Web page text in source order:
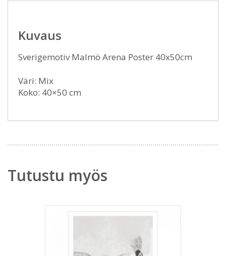
Kuvaus
Sverigemotiv Malmö Arena Poster 40x50cm
Väri: Mix
Koko: 40×50 cm
Tutustu myös